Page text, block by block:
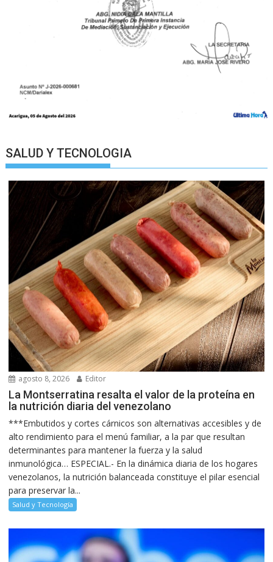
SALUD Y TECNOLOGIA
agosto 8, 2026 Editor
La Montserratina resalta el valor de la proteína en
la nutrición diaria del venezolano
***Embutidos y cortes cárnicos son alternativas accesibles y de
alto rendimiento para el menú familiar, a la par que resultan
determinantes para mantener la fuerza y la salud
inmunológica… ESPECIAL.- En la dinámica diaria de los hogares
venezolanos, la nutrición balanceada constituye el pilar esencial
para preservar la...
Salud y Tecnología